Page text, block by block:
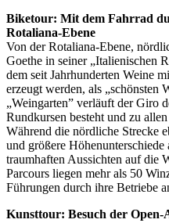
Biketour: Mit dem Fahrrad
Rotaliana-Ebene
Von der Rotaliana-Ebene,
Goethe in seiner „Italienischen
dem seit Jahrhunderten Weine
erzeugt werden, als „schönsten
„Weingarten” verläuft der Giro
Rundkursen besteht und zu
Während die nördliche Strecke
und größere
traumhaften Aussichten auf die
Parcours liegen mehr als 50
Führungen durch ihre Betriebe
Kunsttour: Besuch der